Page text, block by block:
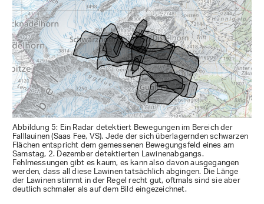
Abbildung 5: Ein Radar detektiert Bewegungen im Bereich der
Falllauinen (Saas Fee, VS). Jede der sich überlagernden schwarzen
Flächen entspricht dem gemessenen Bewegungsfeld eines am
Samstag, 2. Dezember detektierten Lawinenabgangs.
Fehlmessungen gibt es kaum, es kann also davon ausgegangen
werden, dass all diese Lawinen tatsächlich abgingen. Die Länge
der Lawinen stimmt in der Regel recht gut, oftmals sind sie aber
deutlich schmaler als auf dem Bild eingezeichnet.